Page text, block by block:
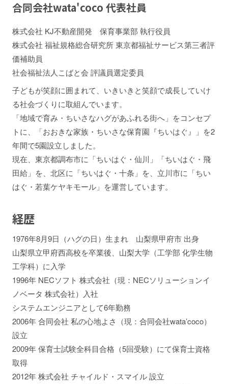
合同会社wata'coco 代表社員
株式会社 KJ不動産開発 保育事業部 執行役員
株式会社 福祉規格総合研究所 東京都福祉サービス第三者評
価補助員
社会福祉法人こばと会 評議員選定委員
子どもが笑顔に囲まれて、いきいきと笑顔で成長していけ
る社会づくりに取組んでいます。
「地域で育み・ちいさなハグがあふれる街へ」をコンセプ
トに、「おおきな家族・ちいさな保育園『ちいはぐ』」を2
年間で5園設立しました。
現在、東京都調布市に「ちいはぐ・仙川」「ちいはぐ・飛
田給」を、北区に「ちいはぐ・十条」を、立川市に「ちい
はぐ・若葉ケヤキモール」を運営しています。
経歴
1976年8月9日（ハグの日）生まれ 山梨県甲府市 出身
山梨県立甲府西高校を卒業後、山梨大学（工学部 化学生物
工学科）に入学
1996年 NECソフト 株式会社（現：NECソリューションイ
ノベータ 株式会社）入社
システムエンジニアとして6年勤務
2006年 合同会社 私の心地よさ（現：合同会社wata’coco）
設立
2009年 保育士試験全科目合格（5回受験）にて保育士資格
取得
2012年 株式会社 チャイルド・スマイル 設立